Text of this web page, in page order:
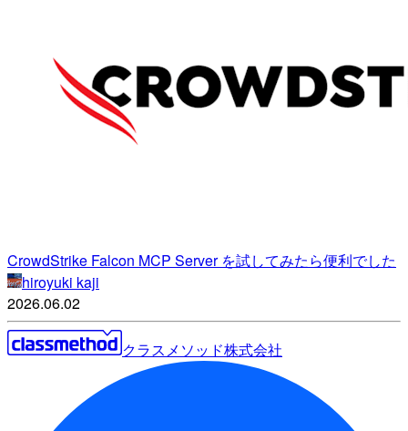
CrowdStrike Falcon MCP Server を試してみたら便利でした
hiroyuki kaji
2026.06.02
クラスメソッド株式会社